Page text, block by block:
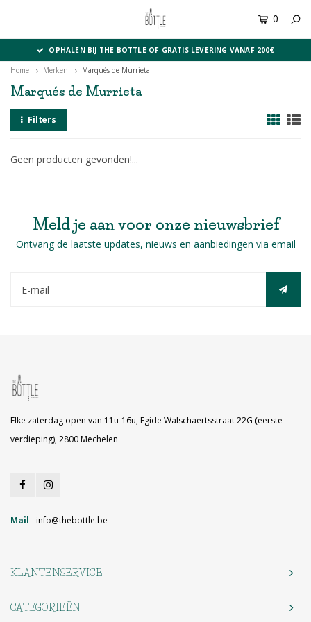
0
OPHALEN BIJ THE BOTTLE OF GRATIS LEVERING VANAF 200€
Home Merken Marqués de Murrieta
Marqués de Murrieta
Filters
Geen producten gevonden!...
Meld je aan voor onze nieuwsbrief
Ontvang de laatste updates, nieuws en aanbiedingen via email
Elke zaterdag open van 11u-16u, Egide Walschaertsstraat 22G (eerste
verdieping), 2800 Mechelen
Mail info@thebottle.be
KLANTENSERVICE
CATEGORIEËN